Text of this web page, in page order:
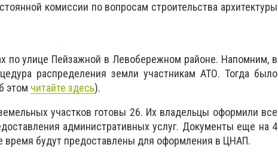
комиссии по вопросам строительства архитектуры
по улице Пейзажной в Левобережном районе. Напомним, в
распределения земли участникам АТО. Тогда было
этом читайте здесь).
участков готовы 26. Их владельцы оформили все
административных услуг. Документы еще на 4
время будут предоставлены для оформления в ЦНАП.